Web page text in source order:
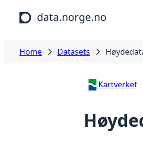
Skip to main content
data.norge.no
Home Datasets
Kartverket